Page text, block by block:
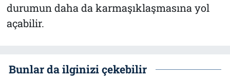
durumun daha da karmaşıklaşmasına yol
açabilir.
Bunlar da ilginizi çekebilir